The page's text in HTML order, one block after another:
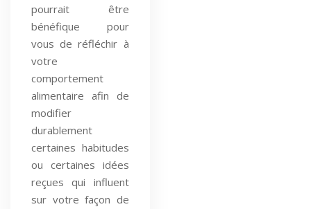
pourrait être
bénéfique pour
vous de réfléchir à
votre
comportement
alimentaire afin de
modifier
durablement
certaines habitudes
ou certaines idées
reçues qui influent
sur votre façon de